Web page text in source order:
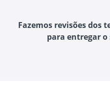
Fazemos revisões dos
para entregar